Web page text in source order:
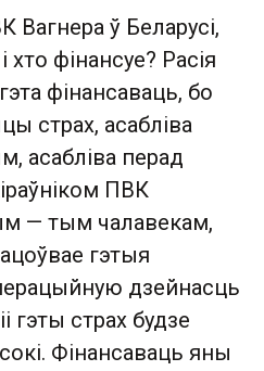
Вагнера ў Беларусі,
хто фінансуе? Расія
фінансаваць, бо
страх, асабліва
асабліва перад
ПВК
— тым чалавекам,
гэтыя
дзейнасць
гэты страх будзе
Фінансаваць яны